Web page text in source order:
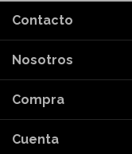
Contacto
Nosotros
Compra
Cuenta